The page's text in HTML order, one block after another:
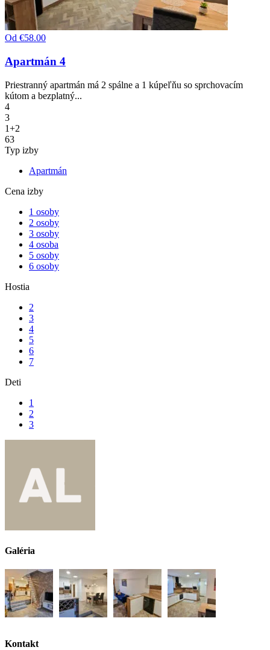
Od €58.00
Apartmán 4
Priestranný apartmán má 2 spálne a 1 kúpeľňu so sprchovacím
kútom a bezplatný...
4
3
1+2
63
Typ izby
Apartmán
Cena izby
1 osoby
2 osoby
3 osoby
4 osoba
5 osoby
6 osoby
Hostia
2
3
4
5
6
7
Deti
1
2
3
Galéria
Kontakt